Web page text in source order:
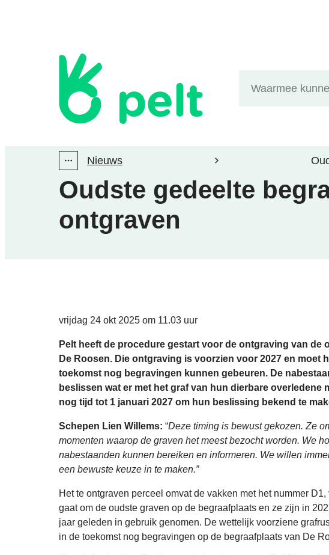
Gemeente Pelt
Toon alle broodkruimel items
Nieuws
Oudste gedeelte
ontgraven
Gepubliceerd op
vrijdag 24 okt 2025 om 11.03 uur
Pelt heeft de procedure gestart voor de ontgraving van de
De Roosen. Die ontgraving is voorzien voor 2027 en moet
toekomst nog begravingen kunnen gebeuren. De
beslissen wat er met het graf van hun dierbare overledene
nog tijd tot 1 januari 2027 om hun beslissing bekend te
Schepen Lien Willems: “Deze timing is bewust gekozen. Ze
momenten waarop de graven het meest bezocht worden. We
nabestaanden kunnen bereiken en informeren. We willen
een bewuste keuze in te maken.”
Het te ontgraven perceel omvat de vakken met het nummer
gaat om de oudste graven op de begraafplaats en ze zijn in
jaar geleden in gebruik genomen. De wettelijk voorziene
in de toekomst nog begravingen op de begraafplaats van De